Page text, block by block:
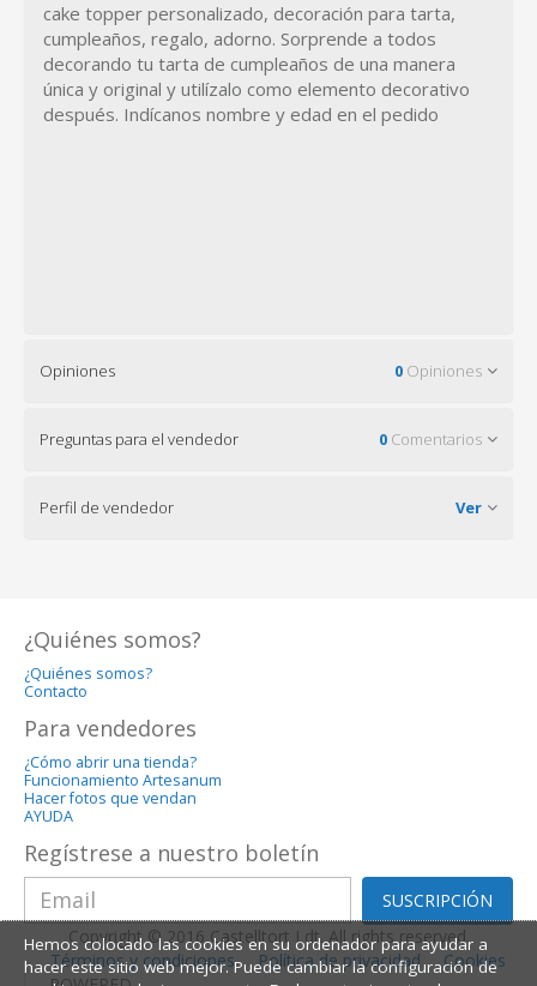
cake topper personalizado, decoración para tarta,
cumpleaños, regalo, adorno. Sorprende a todos
decorando tu tarta de cumpleaños de una manera
única y original y utilízalo como elemento decorativo
después. Indícanos nombre y edad en el pedido
Opiniones 0 Opiniones
Preguntas para el vendedor 0 Comentarios
Perfil de vendedor Ver
¿Quiénes somos?
¿Quiénes somos?
Contacto
Para vendedores
¿Cómo abrir una tienda?
Funcionamiento Artesanum
Hacer fotos que vendan
AYUDA
Regístrese a nuestro boletín
SUSCRIPCIÓN
Copyright © 2016 Castelltort Ldt. All rights reserved.
Términos y condiciones
Política de privacidad
Cookies
Hemos colocado las cookies en su ordenador para ayudar a
hacer este sitio web mejor. Puede cambiar la configuración de